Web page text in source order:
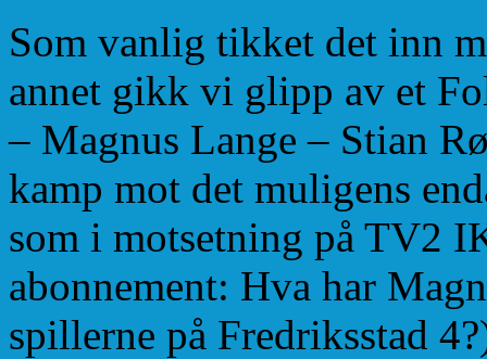
Som vanlig tikket det inn
annet gikk vi glipp av et
– Magnus Lange – Stian
kamp mot det muligens
som i motsetning på TV2
abonnement: Hva har
spillerne på Fredriksstad